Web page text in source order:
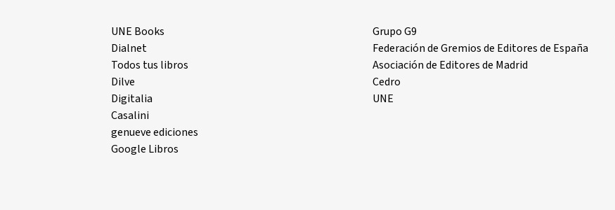
UNE Books
Dialnet
Todos tus libros
Dilve
Digitalia
Casalini
genueve ediciones
Google Libros
Grupo G9
Federación de Gremios de Editores de España
Asociación de Editores de Madrid
Cedro
UNE